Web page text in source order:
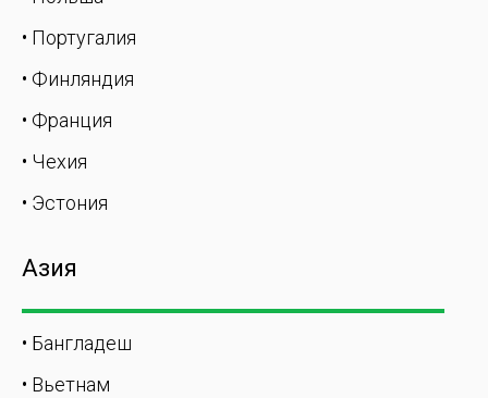
• Португалия
• Финляндия
• Франция
• Чехия
• Эстония
Азия
• Бангладеш
• Вьетнам